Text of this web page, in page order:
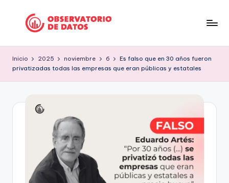
contenido
e
ri
free
sacred"
Inicio 2025 noviembre 6
Es falso que en 30 años fueron
privatizadas todas las empresas que eran públicas y estatales